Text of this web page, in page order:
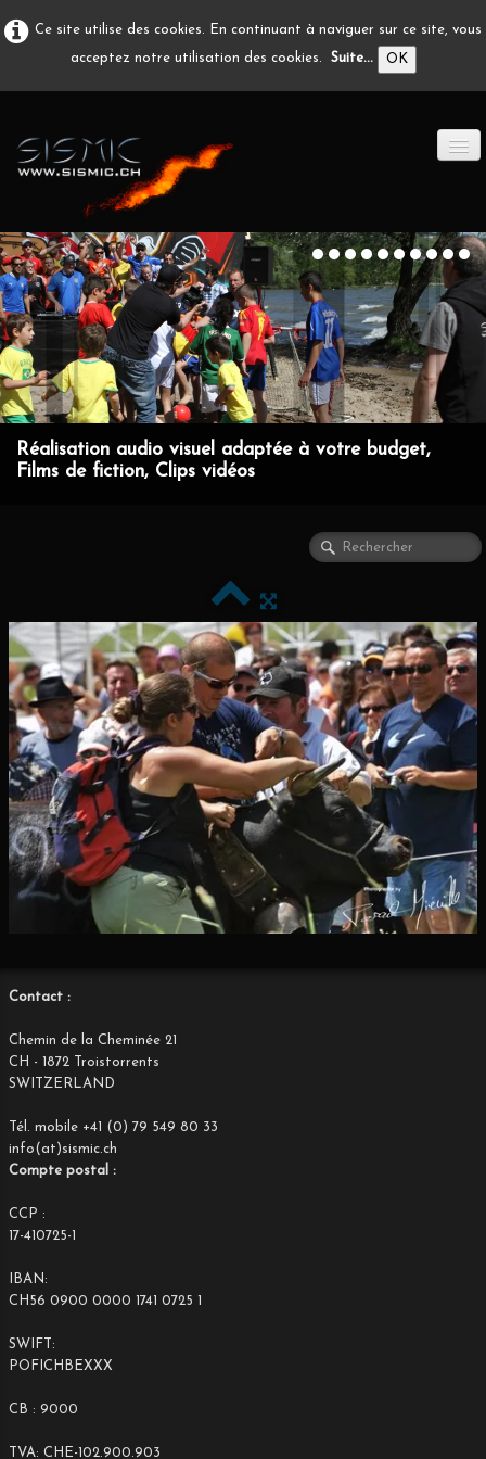
Ce site utilise des cookies. En continuant à naviguer sur ce site, vous
acceptez notre utilisation des cookies. Suite... OK
ACCUEIL
PRODUCTION A/V
DÉVELOPPEMENT
EN IMAGE
CONTACT
Réalisation audio visuel adaptée à votre budget,
Films de fiction, Clips vidéos
Contact :
Chemin de la Cheminée 21
CH - 1872 Troistorrents
SWITZERLAND
Tél. mobile +41 (0) 79 549 80 33
info(at)sismic.ch
Compte postal :
CCP :
17-410725-1
IBAN:
CH56 0900 0000 1741 0725 1
SWIFT:
POFICHBEXXX
CB : 9000
TVA: CHE-102.900.903